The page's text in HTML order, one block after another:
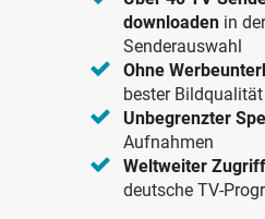
downloaden in
Senderauswahl
Ohne
bester Bildqualität
Unbegrenzter
Aufnahmen
Weltweiter Zugriff
deutsche TV-